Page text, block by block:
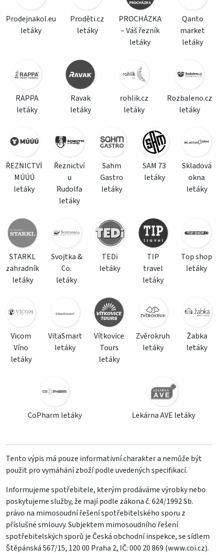
Prodejnakol.eu
letáky
Proděti.cz
letáky
PROCHÁZKA
– Váš řezník
letáky
Qanto
market
letáky
RAPPA
letáky
Ravak
letáky
rohlik.cz
letáky
Rozbaleno.cz
letáky
ŘEZNICTVÍ
MÚÚÚ
letáky
Řeznictví
u
Rudolfa
letáky
Sahm
Gastro
letáky
SAM 73
letáky
Skladová
okna
letáky
STARKL
zahradník
letáky
Svojtka &
Co.
letáky
TEDi
letáky
TIP
travel
letáky
Top shop
letáky
Vicom
Víno
letáky
VitaSmart
letáky
Vítkovice
Tours
letáky
Zvěrokruh
letáky
Žabka
letáky
CoPharm letáky Lekárna AVE letáky
Tento výpis má pouze informativní charakter a nemůže být
použit pro vymáhání zboží podle uvedených specifikací.
Informujeme spotřebitele, kterým prodáváme výrobky nebo
poskytujeme služby, že mají podle zákona č. 624/1992 Sb.
právo na mimosoudní řešení spotřebitelského sporu z
příslušné smlouvy. Subjektem mimosoudního řešení
spotřebitelských sporů je Česká obchodní inspekce, se sídlem
Štěpánská 567/15, 120 00 Praha 2, IČ: 000 20 869 (www.coi.cz).